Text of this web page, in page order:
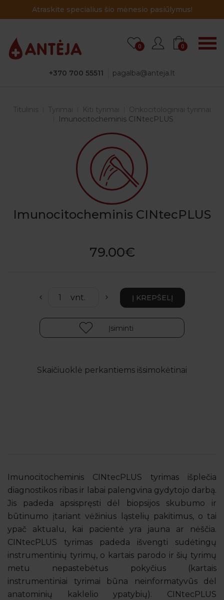
Atraskite specialius šio mėnesio pasiūlymus!
+370 700 55511 pagalba@anteja.lt
0 0
Titulinis Tyrimai Kiti tyrimai
Onkocitologiniai tyrimai
Imunocitocheminis CINtecPLUS
Imunocitocheminis CINtecPLUS
79.00€
Įsiminti
Skaičiuoklė perkantiems išsimokėtinai
Imunocitocheminis CINtecPLUS tyrimas išplečia
diagnostikos ribas ir labai palengvina gydytojo darbą.
Jis padeda apsispręsti dėl biopsijos skubumo ir
būtinumo įtariant vėžinius ląstelių pakitimus, o tai
ypač aktualu, kai pacientė yra jauna ar nėščia.
CINtecPLUS tyrimas padeda išvengti sudėtingų
instrumentinių tyrimų, o kartais parodo ir šių tyrimų
metu nepastebėtus pokyčius (kartais
instrumentiniai tyrimai būna neinformatyvūs dėl
anatominių kaklelio ypatybių). CINtecPLUS